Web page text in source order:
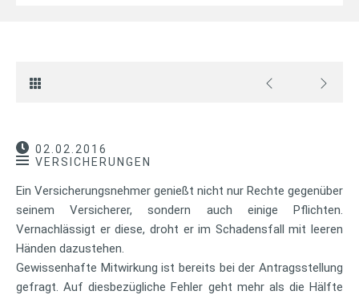
02.02.2016
VERSICHERUNGEN
Ein Versicherungsnehmer genießt nicht nur Rechte gegenüber
seinem Versicherer, sondern auch einige Pflichten.
Vernachlässigt er diese, droht er im Schadensfall mit leeren
Händen dazustehen.
Gewissenhafte Mitwirkung ist bereits bei der Antragsstellung
gefragt. Auf diesbezügliche Fehler geht mehr als die Hälfte